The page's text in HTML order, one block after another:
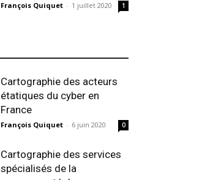
François Quiquet - 1 juillet 2020 1
Cartographie des acteurs
étatiques du cyber en
France
François Quiquet - 6 juin 2020 0
Cartographie des services
spécialisés de la